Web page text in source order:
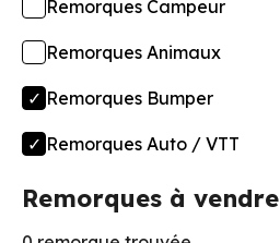
Remorques Campeur
Remorques Animaux
Remorques Bumper
Remorques Auto / VTT
Remorques à vendre